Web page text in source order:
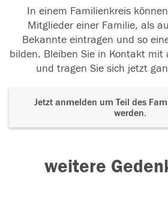
In einem Familienkreis
Mitglieder einer Familie, als
Bekannte eintragen und so
bilden. Bleiben Sie in Kontakt mit
und tragen Sie sich jetzt
Jetzt anmelden um Teil des
werden.
weitere